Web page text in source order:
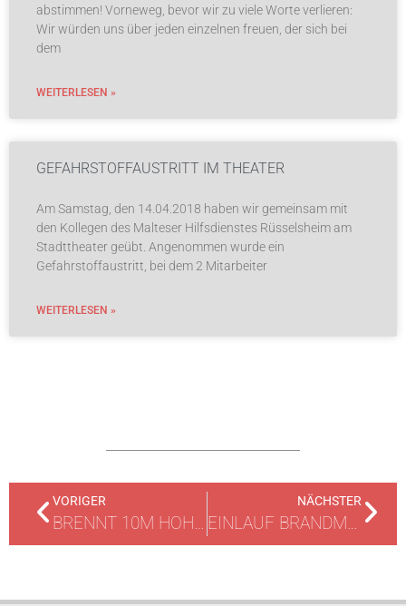
abstimmen! Vorneweg, bevor wir zu viele Worte verlieren:
Wir würden uns über jeden einzelnen freuen, der sich bei
dem
WEITERLESEN »
GEFAHRSTOFFAUSTRITT IM THEATER
Am Samstag, den 14.04.2018 haben wir gemeinsam mit
den Kollegen des Malteser Hilfsdienstes Rüsselsheim am
Stadttheater geübt. Angenommen wurde ein
Gefahrstoffaustritt, bei dem 2 Mitarbeiter
WEITERLESEN »
VORIGER
BRENNT 10M HOHE FICHTE
NÄCHSTER
EINLAUF BRANDMELDEANLANGE